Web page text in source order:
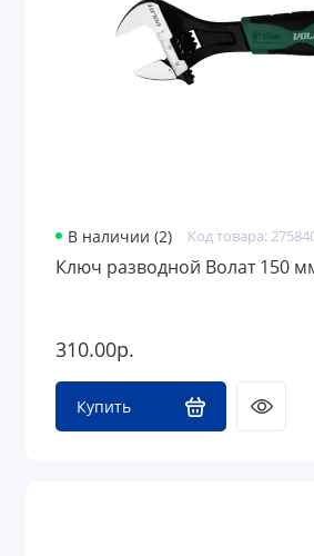
В наличии (2) Код товара:
Ключ разводной Волат 150
310.00р.
Купить